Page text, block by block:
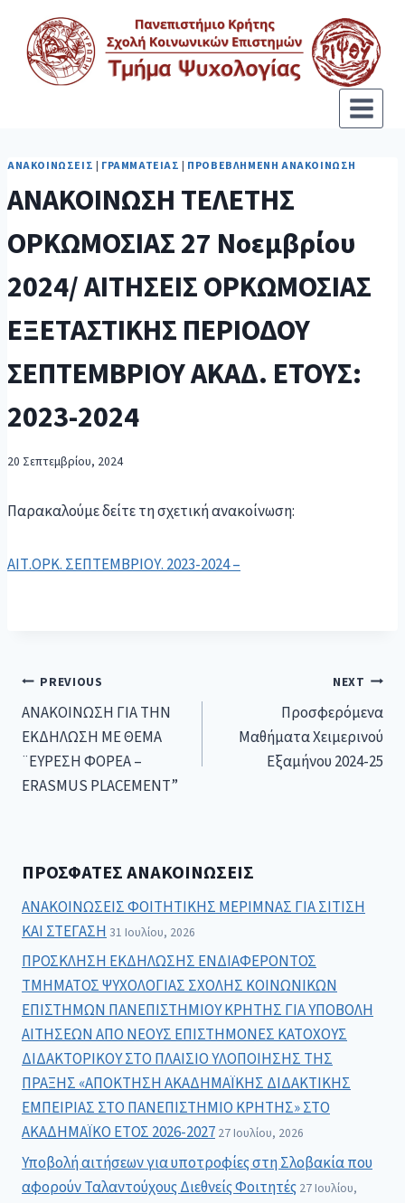
ΑΝΑΚΟΙΝΏΣΕΙΣ | ΓΡΑΜΜΑΤΕΊΑΣ | ΠΡΟΒΕΒΛΗΜΈΝΗ ΑΝΑΚΟΊΝΩΣΗ
ΑΝΑΚΟΙΝΩΣΗ ΤΕΛΕΤΗΣ
ΟΡΚΩΜΟΣΙΑΣ 27 Νοεμβρίου
2024/ ΑΙΤΗΣΕΙΣ ΟΡΚΩΜΟΣΙΑΣ
ΕΞΕΤΑΣΤΙΚΗΣ ΠΕΡΙΟΔΟΥ
ΣΕΠΤΕΜΒΡΙΟΥ ΑΚΑΔ. ΕΤΟΥΣ:
2023-2024
20 Σεπτεμβρίου, 2024
Παρακαλούμε δείτε τη σχετική ανακοίνωση:
ΑΙΤ.ΟΡΚ. ΣΕΠΤΕΜΒΡΙΟΥ. 2023-2024 –
PREVIOUS
ΑΝΑΚΟΙΝΩΣΗ ΓΙΑ ΤΗΝ
ΕΚΔΗΛΩΣΗ ΜΕ ΘΕΜΑ
¨ΕΥΡΕΣΗ ΦΟΡΕΑ –
ERASMUS PLACEMENT”
NEXT
Προσφερόμενα
Μαθήματα Χειμερινού
Εξαμήνου 2024-25
ΠΡΌΣΦΑΤΕΣ ΑΝΑΚΟΙΝΏΣΕΙΣ
ΑΝΑΚΟΙΝΩΣΕΙΣ ΦΟΙΤΗΤΙΚΗΣ ΜΕΡΙΜΝΑΣ ΓΙΑ ΣΙΤΙΣΗ
ΚΑΙ ΣΤΕΓΑΣΗ 31 Ιουλίου, 2026
ΠΡΟΣΚΛΗΣΗ ΕΚΔΗΛΩΣΗΣ ΕΝΔΙΑΦΕΡΟΝΤΟΣ
ΤΜΗΜΑΤΟΣ ΨΥΧΟΛΟΓΙΑΣ ΣΧΟΛΗΣ ΚΟΙΝΩΝΙΚΩΝ
ΕΠΙΣΤΗΜΩΝ ΠΑΝΕΠΙΣΤΗΜΙΟΥ ΚΡΗΤΗΣ ΓΙΑ ΥΠΟΒΟΛΗ
ΑΙΤΗΣΕΩΝ ΑΠΟ ΝΕΟΥΣ ΕΠΙΣΤΗΜΟΝΕΣ ΚΑΤΟΧΟΥΣ
ΔΙΔΑΚΤΟΡΙΚΟΥ ΣΤΟ ΠΛΑΙΣΙΟ ΥΛΟΠΟΙΗΣΗΣ ΤΗΣ
ΠΡΑΞΗΣ «ΑΠΟΚΤΗΣΗ ΑΚΑΔΗΜΑΪΚΗΣ ΔΙΔΑΚΤΙΚΗΣ
ΕΜΠΕΙΡΙΑΣ ΣΤΟ ΠΑΝΕΠΙΣΤΗΜΙΟ ΚΡΗΤΗΣ» ΣΤΟ
ΑΚΑΔΗΜΑΪΚΟ ΕΤΟΣ 2026-2027 27 Ιουλίου, 2026
Υποβολή αιτήσεων για υποτροφίες στη Σλοβακία που
αφορούν Ταλαντούχους Διεθνείς Φοιτητές 27 Ιουλίου,